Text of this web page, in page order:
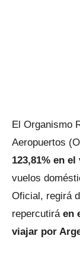
El Organismo
Aeropuertos
123,81% en
vuelos
Oficial, regirá
repercutirá en
viajar por